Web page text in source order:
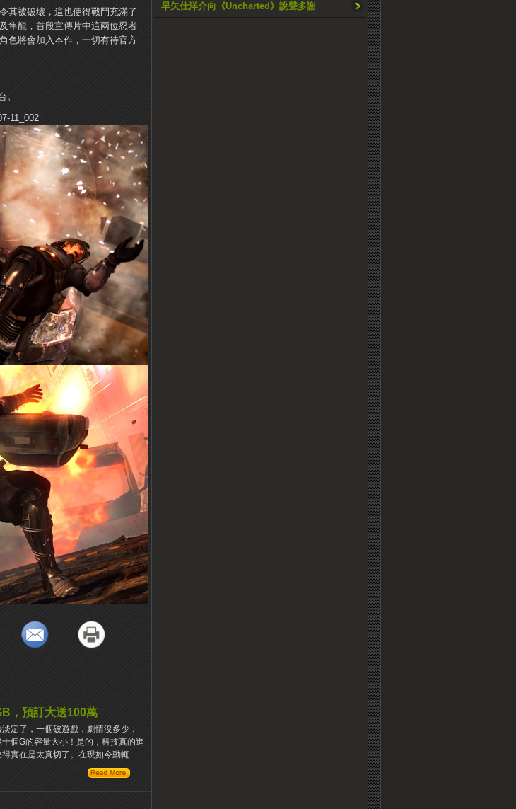
早矢仕洋介向《Uncharted》說聲多謝
其被破壞，這也使得戰鬥充滿了
隼龍，首段宣傳片中這兩位忍者
色將會加入本作，一切有待官方
。
，預訂大送100萬
定了，一個破遊戲，劇情沒多少，
個G的容量大小！是的，科技真的進
實在是太真切了。在現如今動輒